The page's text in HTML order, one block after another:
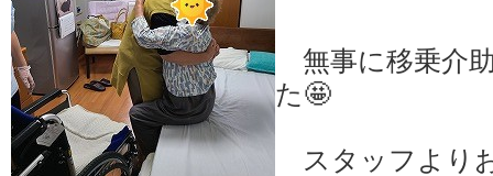
無事に移乗介
た🤩
スタッフより